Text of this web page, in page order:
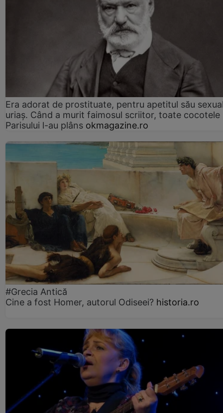
Era adorat de prostituate, pentru apetitul său
uriaș. Când a murit faimosul scriitor, toate cocotele
Parisului l-au plâns okmagazine.ro
#Grecia Antică
Cine a fost Homer, autorul Odiseei? historia.ro